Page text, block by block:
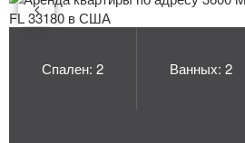
Спален: 2 Ванных: 2